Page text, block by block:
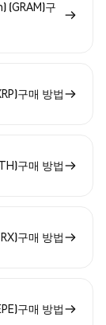
(GRAM)구
구매 방법
구매 방법
구매 방법
구매 방법